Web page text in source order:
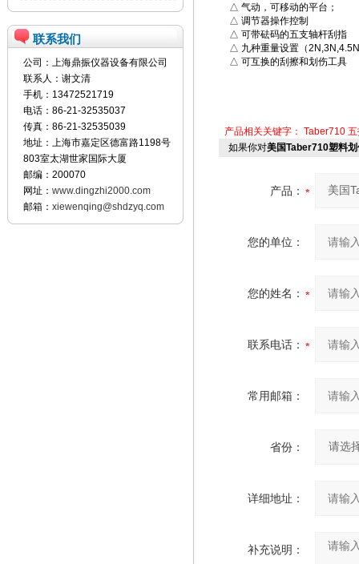
联系我们
公司：上海鼎振仪器设备有限公司
联系人：谢文清
手机：13472521719
电话：86-21-32535037
传真：86-21-32535039
地址：上海市嘉定区德富路1198号
803室太湖世家国际大厦
邮编：200070
网址： www.dingzhi2000.com
邮箱： xiewenqing@shdzyq.com
△ 气动，可移动的平台；
△ 调节器操作控制
△ 可带砝码的五支轴杆刮指
△ 九种重量设置（
△ 可互换的刮擦和划伤工具
产品相关关键字： Taber710
如果你对美国Taber710塑料划
产品：
您的单位：
您的姓名：
联系电话：
常用邮箱：
省份：
详细地址：
补充说明：